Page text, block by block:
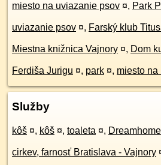
miesto na uviazanie psov ¤, Park
uviazanie psov ¤, Farský klub
Miestna knižnica Vajnory ¤, Dom
Ferdiša Jurigu ¤, park ¤, miesto
Služby
kôš ¤, kôš ¤, toaleta ¤,
cirkev, farnosť Bratislava - Vajnory